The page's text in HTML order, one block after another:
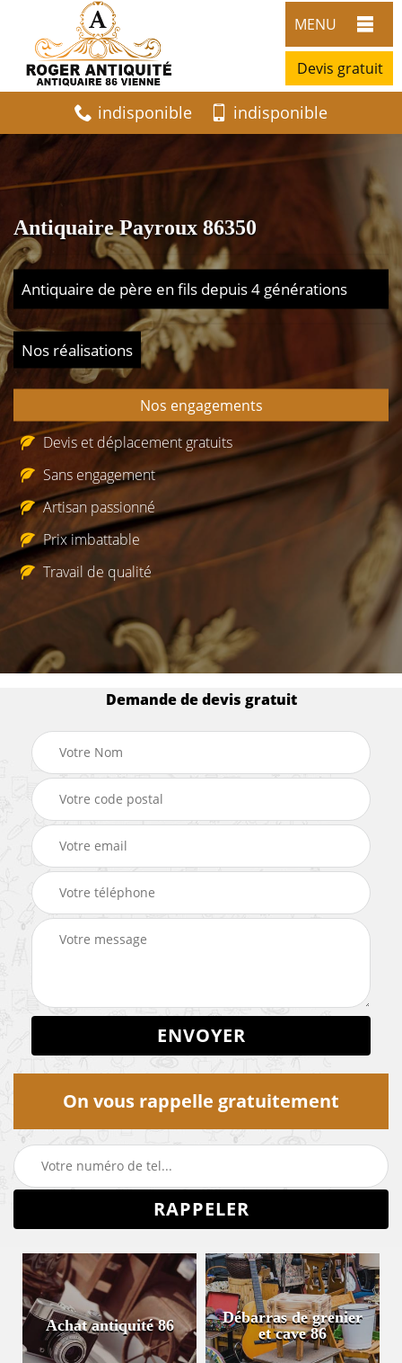
MENU
Devis gratuit
indisponible indisponible
Antiquaire Payroux 86350
Antiquaire de père en fils depuis 4 générations
Nos réalisations
Nos engagements
Devis et déplacement gratuits
Sans engagement
Artisan passionné
Prix imbattable
Travail de qualité
Demande de devis gratuit
On vous rappelle gratuitement
Achat antiquité 86
Débarras de grenier
et cave 86